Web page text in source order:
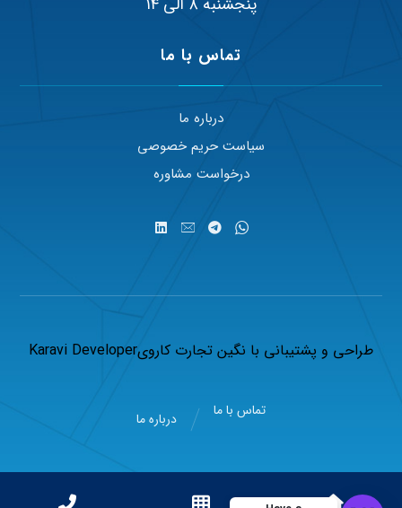
تماس با ما
درباره ما
سیاست حریم خصوصی
درخواست مشاوره
طراحی و پشتیبانی با نگین تجارت کارویKaravi Developer
تماس با ما درباره ما